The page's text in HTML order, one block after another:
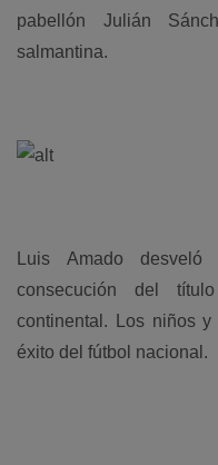
pabellón Julián
salmantina.
Luis Amado
consecución del
continental. Los niños
éxito del fútbol nacional.